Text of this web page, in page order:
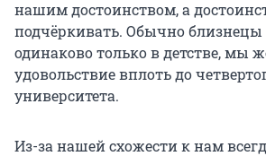
нашим достоинством, а
подчёркивать. Обычно близнецы
одинаково только в детстве, мы
удовольствие вплоть до
университета.
Из-за нашей схожести к нам